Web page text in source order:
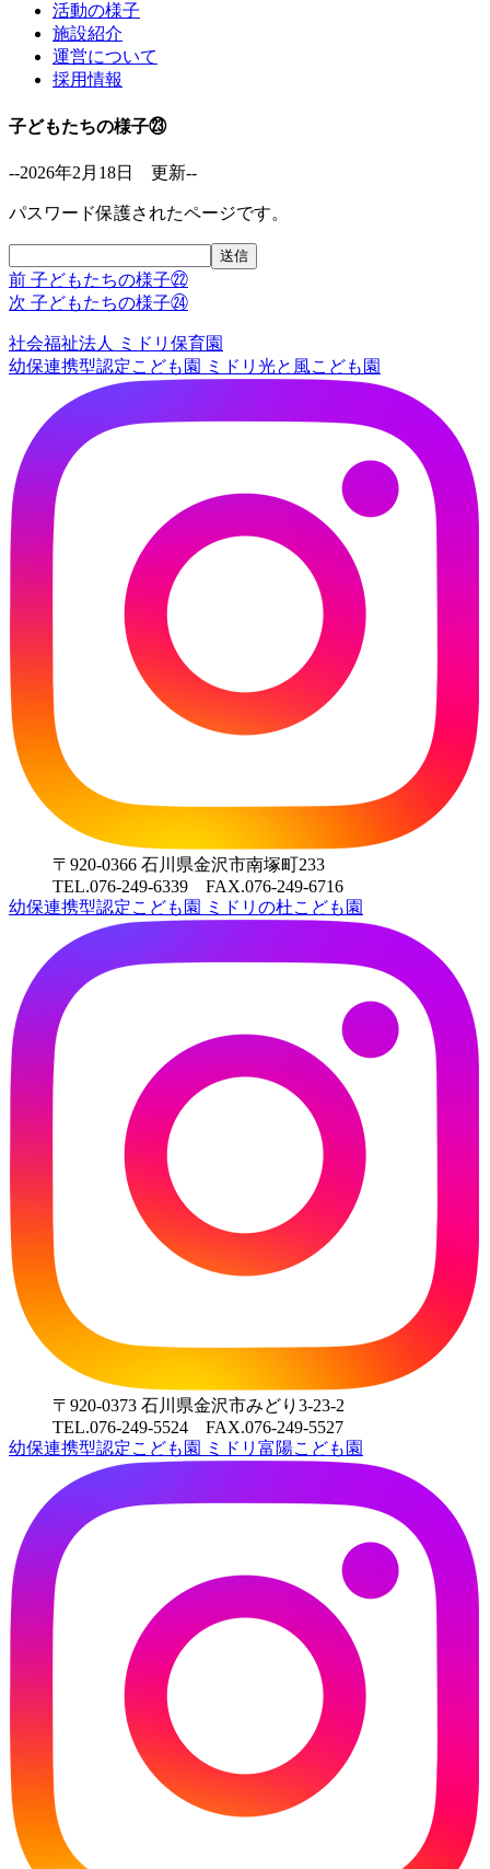
活動の様子
施設紹介
運営について
採用情報
子どもたちの様子㉓
--2026年2月18日 更新--
パスワード保護されたページです。
投
稿
ナ
ー
シ
ョ
前 前
の
稿:
子どもたちの様子㉒
次 次
投
稿:
子どもたちの様子㉔
社会福祉法人
ミドリ保育園
幼保連携型認定こども園
ミドリ光と風こども園
〒920-0366 石川県金沢市南塚町233
TEL.076-249-6339 FAX.076-249-6716
幼保連携型認定こども園
ミドリの杜こども園
〒920-0373 石川県金沢市みどり3-23-2
TEL.076-249-5524 FAX.076-249-5527
幼保連携型認定こども園
ミドリ富陽こども園